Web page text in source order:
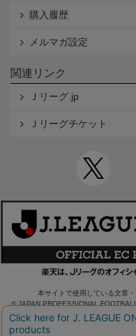
購入履歴
メルマガ設定
関連リンク
Ｊリーグ.jp
Ｊリーグチケット
本サイトで使用している文章
© JAPAN PROFESSIONAL